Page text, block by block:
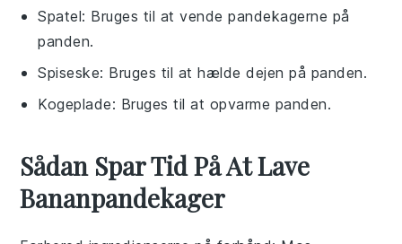
Spatel: Bruges til at vende pandekagerne på
panden.
Spiseske: Bruges til at hælde dejen på panden.
Kogeplade: Bruges til at opvarme panden.
Sådan Spar Tid På At Lave
Bananpandekager